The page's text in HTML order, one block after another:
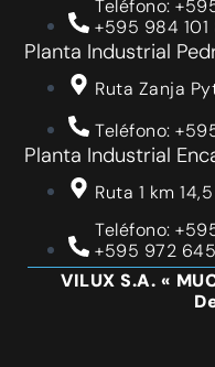
Teléfono:
+595 984
Planta Industrial
Ruta Zanja
Teléfono:
Planta Industrial
Ruta 1 km 14,5
Teléfono:
+595 972
VILUX S.A. «